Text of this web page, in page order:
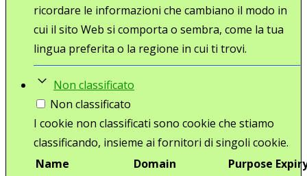
ricordare le informazioni che cambiano il modo in
cui il sito Web si comporta o sembra, come la tua
lingua preferita o la regione in cui ti trovi.
Non classificato
Non classificato
I cookie non classificati sono cookie che stiamo
classificando, insieme ai fornitori di singoli cookie.
Name
Domain Purpose